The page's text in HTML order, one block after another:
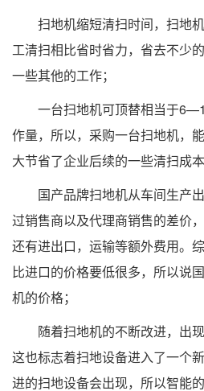
扫地机缩短清扫时间，扫地
工清扫相比省时省力，省去不少
一些其他的工作；
一台扫地机可顶替相当于
作量，所以，采购一台扫地机，
大节省了企业后续的一些清扫成本
国产品牌扫地机从车间生产
过销售商以及代理商销售的差价
还有进出口，运输等额外费用。
比进口的价格要低很多，所以说
机的价格；
随着扫地机的不断改进，出
这也标志着扫地设备进入了一个
进的扫地设备会出现，所以智能